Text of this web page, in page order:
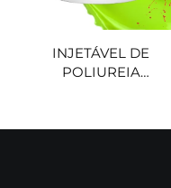
INJETÁVEL DE
POLIUREIA